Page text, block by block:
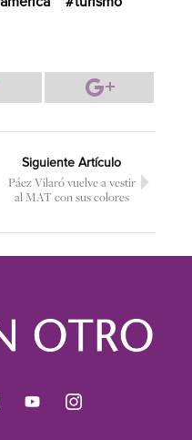
Siguiente Artículo
Páez Vilaró vuelve a vestir
al MAT con sus colores